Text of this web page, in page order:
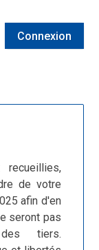
Connexion
de votre
afin d'en
seront pas
tiers.